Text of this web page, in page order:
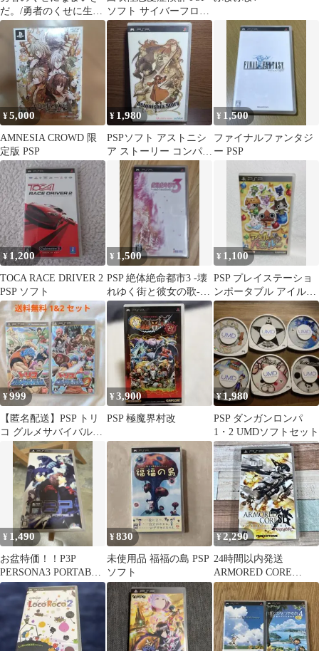
だ。/勇者のくせに生意
気だor2（ケースなし）
ソフト サイバーフロン
ト
¥5,000
AMNESIA CROWD 限
定版 PSP
¥ 1,980
PSPソフト アストニシ
ア ストーリー コンパイ
ルハート
¥ 1,500
ファイナルファンタジ
ー PSP
¥ 1,200
TOCA RACE DRIVER 2
PSP ソフト
¥ 1,500
PSP 絶体絶命都市3 -壊
れゆく街と彼女の歌-
動作確認済み
¥ 1,100
PSP プレイステーショ
ンポータブル アイルー
でパズルー レトロ ゲー
ムソフト
¥999
【匿名配送】PSP トリ
コ グルメサバイバル！
1&2 セット アクション
¥3,900
PSP 極魔界村改
¥1,980
PSP ダンガンロンパ
1・2 UMDソフトセット
¥ 1,490
お盆特価！！P3P
PERSONA3 PORTABLE
PSP 箱説付 ペルソナ
¥830
未使用品 福福の島 PSP
ソフト
¥2,290
24時間以内発送
ARMORED CORE
SILENT LINE